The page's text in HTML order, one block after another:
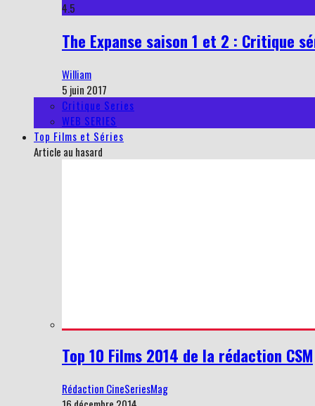
4.5
The Expanse saison 1 et 2 : Critique
William
5 juin 2017
Critique Series
WEB SERIES
Top Films et Séries
Article au hasard
Top 10 Films 2014 de la rédaction CSM
Rédaction CineSeriesMag